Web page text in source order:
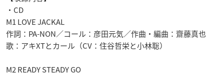
・CD
M1 LOVE JACKAL
作詞：PA-NON／コール：彦田元気／作曲・編曲：齋藤真也
歌：アキXTとカール（CV：住谷哲栄と小林聡）
M2 READY STEADY GO